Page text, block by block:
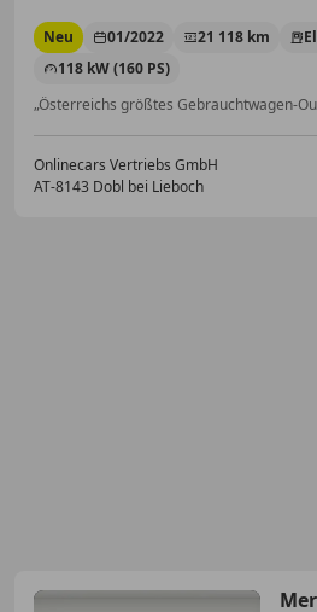
Neu 01/2022 21 118 km
118 kW (160 PS)
„Österreichs größtes Gebrauchtwagen-
Onlinecars Vertriebs GmbH
AT-8143 Dobl bei Lieboch